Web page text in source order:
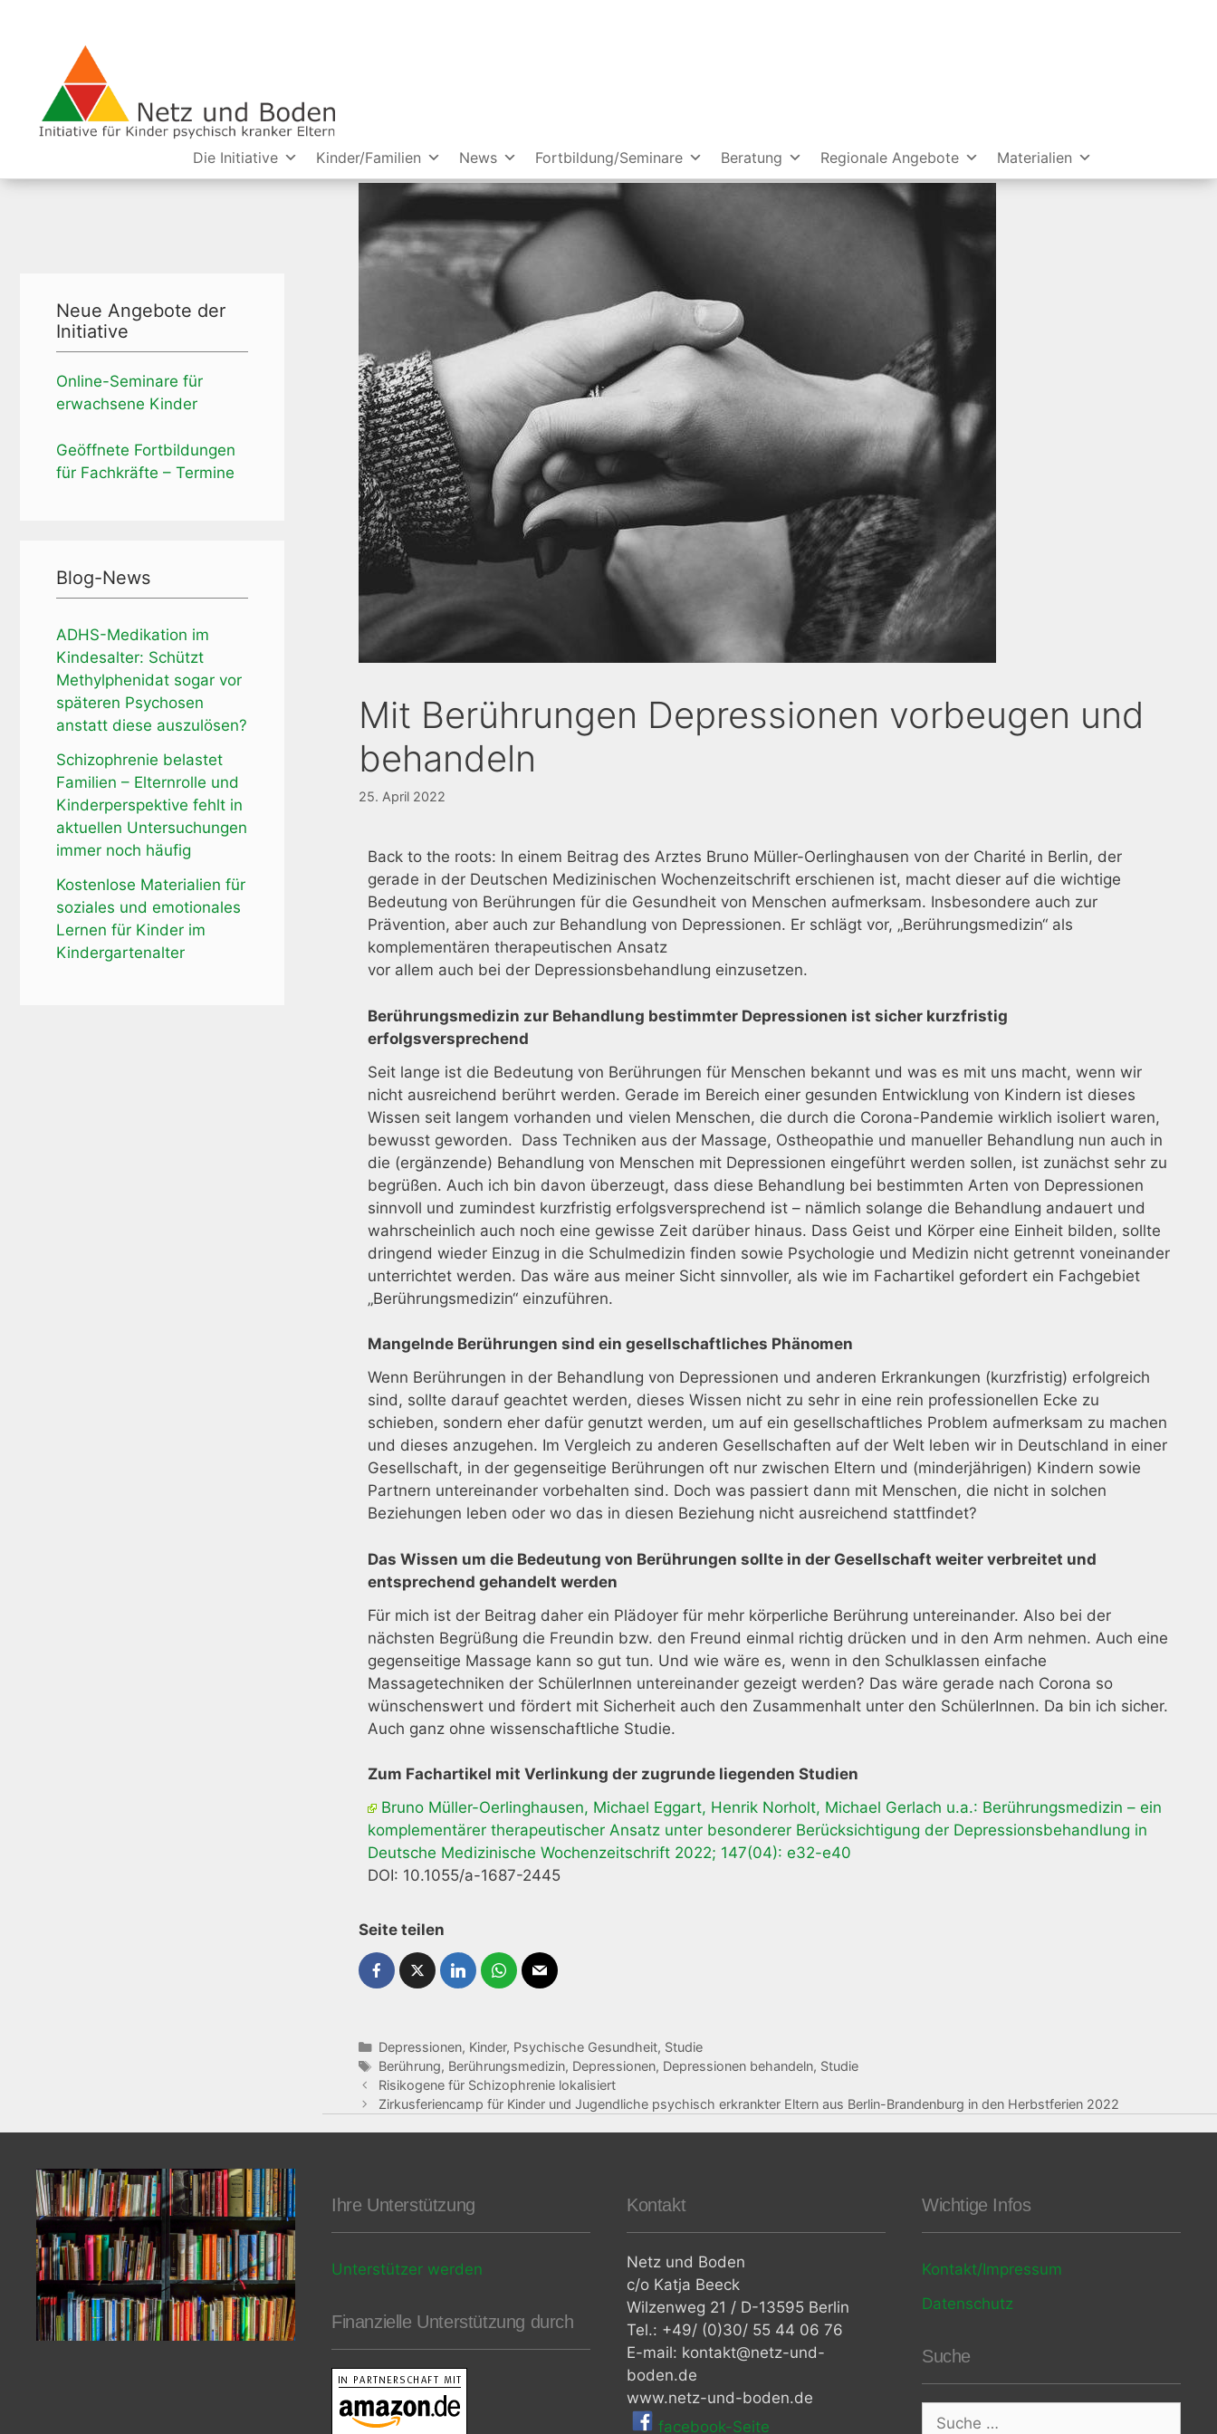
Die Initiative Kinder/Familien News Fortbildung/Seminare Beratung Regionale Angebote Materialien
Mit Berührungen Depressionen vorbeugen und
behandeln
25. April 2022
Back to the roots: In einem Beitrag des Arztes Bruno Müller-Oerlinghausen von der Charité in Berlin, der
gerade in der Deutschen Medizinischen Wochenzeitschrift erschienen ist, macht dieser auf die wichtige
Bedeutung von Berührungen für die Gesundheit von Menschen aufmerksam. Insbesondere auch zur
Prävention, aber auch zur Behandlung von Depressionen. Er schlägt vor, „Berührungsmedizin“ als
komplementären therapeutischen Ansatz
vor allem auch bei der Depressionsbehandlung einzusetzen.
Berührungsmedizin zur Behandlung bestimmter Depressionen ist sicher kurzfristig
erfolgsversprechend
Seit lange ist die Bedeutung von Berührungen für Menschen bekannt und was es mit uns macht, wenn wir
nicht ausreichend berührt werden. Gerade im Bereich einer gesunden Entwicklung von Kindern ist dieses
Wissen seit langem vorhanden und vielen Menschen, die durch die Corona-Pandemie wirklich isoliert waren,
bewusst geworden. Dass Techniken aus der Massage, Ostheopathie und manueller Behandlung nun auch in
die (ergänzende) Behandlung von Menschen mit Depressionen eingeführt werden sollen, ist zunächst sehr zu
begrüßen. Auch ich bin davon überzeugt, dass diese Behandlung bei bestimmten Arten von Depressionen
sinnvoll und zumindest kurzfristig erfolgsversprechend ist – nämlich solange die Behandlung andauert und
wahrscheinlich auch noch eine gewisse Zeit darüber hinaus. Dass Geist und Körper eine Einheit bilden, sollte
dringend wieder Einzug in die Schulmedizin finden sowie Psychologie und Medizin nicht getrennt voneinander
unterrichtet werden. Das wäre aus meiner Sicht sinnvoller, als wie im Fachartikel gefordert ein Fachgebiet
„Berührungsmedizin“ einzuführen.
Mangelnde Berührungen sind ein gesellschaftliches Phänomen
Wenn Berührungen in der Behandlung von Depressionen und anderen Erkrankungen (kurzfristig) erfolgreich
sind, sollte darauf geachtet werden, dieses Wissen nicht zu sehr in eine rein professionellen Ecke zu
schieben, sondern eher dafür genutzt werden, um auf ein gesellschaftliches Problem aufmerksam zu machen
und dieses anzugehen. Im Vergleich zu anderen Gesellschaften auf der Welt leben wir in Deutschland in einer
Gesellschaft, in der gegenseitige Berührungen oft nur zwischen Eltern und (minderjährigen) Kindern sowie
Partnern untereinander vorbehalten sind. Doch was passiert dann mit Menschen, die nicht in solchen
Beziehungen leben oder wo das in diesen Beziehung nicht ausreichend stattfindet?
Das Wissen um die Bedeutung von Berührungen sollte in der Gesellschaft weiter verbreitet und
entsprechend gehandelt werden
Für mich ist der Beitrag daher ein Plädoyer für mehr körperliche Berührung untereinander. Also bei der
nächsten Begrüßung die Freundin bzw. den Freund einmal richtig drücken und in den Arm nehmen. Auch eine
gegenseitige Massage kann so gut tun. Und wie wäre es, wenn in den Schulklassen einfache
Massagetechniken der SchülerInnen untereinander gezeigt werden? Das wäre gerade nach Corona so
wünschenswert und fördert mit Sicherheit auch den Zusammenhalt unter den SchülerInnen. Da bin ich sicher.
Auch ganz ohne wissenschaftliche Studie.
Zum Fachartikel mit Verlinkung der zugrunde liegenden Studien
Bruno Müller-Oerlinghausen, Michael Eggart, Henrik Norholt, Michael Gerlach u.a.: Berührungsmedizin – ein
komplementärer therapeutischer Ansatz unter besonderer Berücksichtigung der Depressionsbehandlung in
Deutsche Medizinische Wochenzeitschrift 2022; 147(04): e32-e40
DOI: 10.1055/a-1687-2445
Seite teilen
Depressionen, Kinder, Psychische Gesundheit, Studie
Berührung, Berührungsmedizin, Depressionen, Depressionen behandeln, Studie
Risikogene für Schizophrenie lokalisiert
Zirkusferiencamp für Kinder und Jugendliche psychisch erkrankter Eltern aus Berlin-Brandenburg in den Herbstferien 2022
Neue Angebote der
Initiative
Online-Seminare für
erwachsene Kinder
Geöffnete Fortbildungen
für Fachkräfte – Termine
Blog-News
ADHS-Medikation im
Kindesalter: Schützt
Methylphenidat sogar vor
späteren Psychosen
anstatt diese auszulösen?
Schizophrenie belastet
Familien – Elternrolle und
Kinderperspektive fehlt in
aktuellen Untersuchungen
immer noch häufig
Kostenlose Materialien für
soziales und emotionales
Lernen für Kinder im
Kindergartenalter
Ihre Unterstützung
Unterstützer werden
Finanzielle Unterstützung durch
Kontakt
Netz und Boden
c/o Katja Beeck
Wilzenweg 21 / D-13595 Berlin
Tel.: +49/ (0)30/ 55 44 06 76
E-mail: kontakt@netz-und-
boden.de
www.netz-und-boden.de
facebook-Seite
Wichtige Infos
Kontakt/Impressum
Datenschutz
Suche